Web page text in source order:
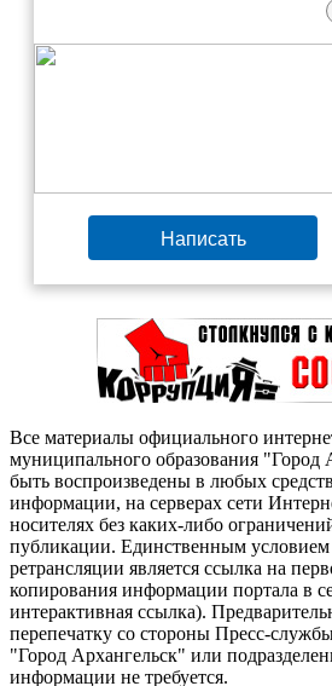
Написать
Все материалы официального
муниципального образования "Город
быть воспроизведены в любых
информации, на серверах сети
носителях без каких-либо
публикации. Единственным условием
ретрансляции является ссылка на
копирования информации портала в
интерактивная ссылка).
перепечатку со стороны Пресс-
"Город Архангельск" или
информации не требуется.